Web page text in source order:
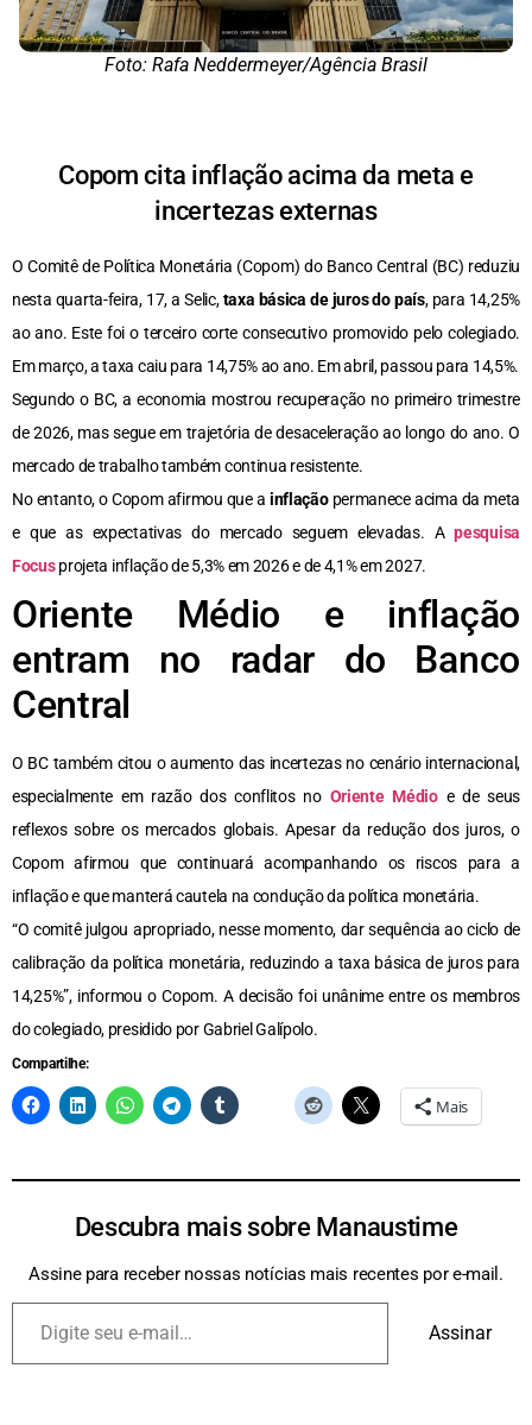
Foto: Rafa Neddermeyer/Agência Brasil
Copom cita inflação acima da meta e
incertezas externas
O Comitê de Política Monetária (Copom) do Banco Central (BC) reduziu
nesta quarta-feira, 17, a Selic,taxa básica de juros do país, para 14,25%
ao ano. Este foi o terceiro corte consecutivo promovido pelo colegiado.
Em março, a taxa caiu para 14,75% ao ano. Em abril, passou para 14,5%.
Segundo o BC, a economia mostrou recuperação no primeiro trimestre
de 2026, mas segue em trajetória de desaceleração ao longo do ano. O
mercado de trabalho também continua resistente.
No entanto, o Copom afirmou que a inflaçãopermanece acima da meta
e que as expectativas do mercado seguem elevadas. Apesquisa
Focusprojeta inflação de 5,3% em 2026 e de 4,1% em 2027.
Oriente Médio e inflação
entram no radar do Banco
Central
O BC também citou o aumento das incertezas no cenário internacional,
especialmente em razão dos conflitos no Oriente Médioe de seus
reflexos sobre os mercados globais. Apesar da redução dos juros, o
Copom afirmou que continuará acompanhando os riscos para a
inflação e que manterá cautela na condução da política monetária.
“O comitê julgou apropriado, nesse momento, dar sequência ao ciclo de
calibração da política monetária, reduzindo a taxa básica de juros para
14,25%”, informou o Copom. A decisão foi unânime entre os membros
do colegiado, presidido por Gabriel Galípolo.
Compartilhe:
Mais
Descubra mais sobre Manaustime
Assine para receber nossas notícias mais recentes por e-mail.
Assinar